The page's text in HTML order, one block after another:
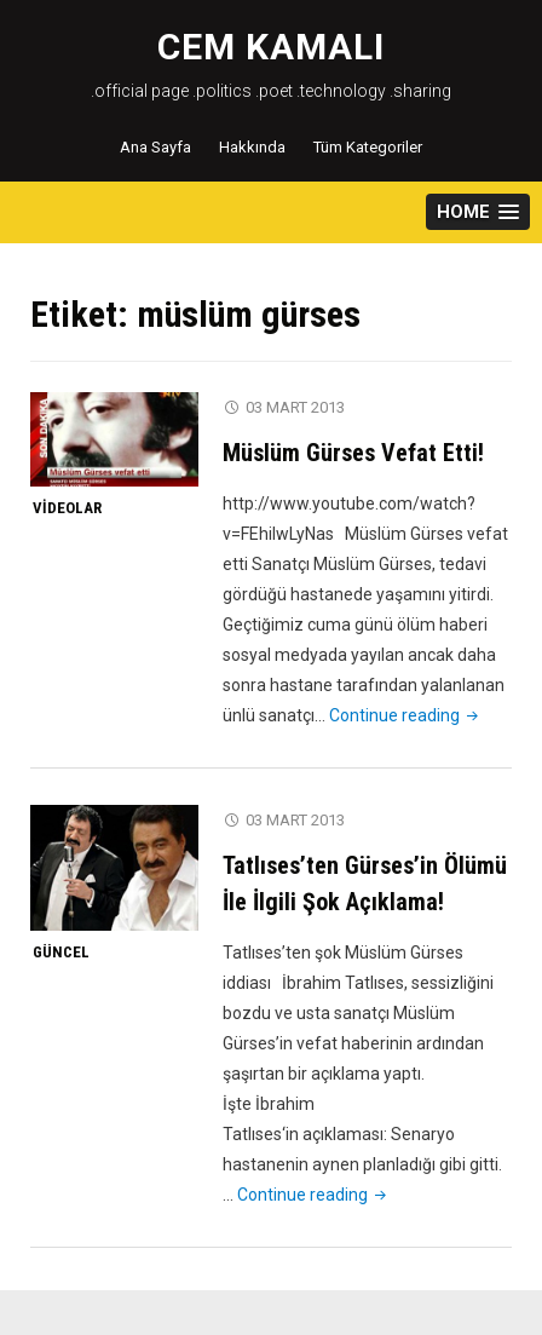
content
CEM KAMALI
.official page .politics .poet .technology .sharing
Ana Sayfa Hakkında Tüm Kategoriler
HOME
Etiket: müslüm gürses
VIDEOLAR
03 MART 2013
Müslüm Gürses Vefat Etti!
http://www.youtube.com/watch?
v=FEhilwLyNas Müslüm Gürses vefat
etti Sanatçı Müslüm Gürses, tedavi
gördüğü hastanede yaşamını yitirdi.
Geçtiğimiz cuma günü ölüm haberi
sosyal medyada yayılan ancak daha
sonra hastane tarafından yalanlanan
ünlü sanatçı…Continue reading "Müslüm
Vefat
GÜNCEL
03 MART 2013
Tatlıses’ten Gürses’in Ölümü
İle İlgili Şok Açıklama!
Tatlıses’ten şok Müslüm Gürses
iddiası İbrahim Tatlıses, sessizliğini
bozdu ve usta sanatçı Müslüm
Gürses’in vefat haberinin ardından
şaşırtan bir açıklama yaptı.
İşte İbrahim
Tatlıses‘in açıklaması: Senaryo
hastanenin aynen planladığı gibi gitti.
…Continue reading "Tatlıses’ten
Ölümü